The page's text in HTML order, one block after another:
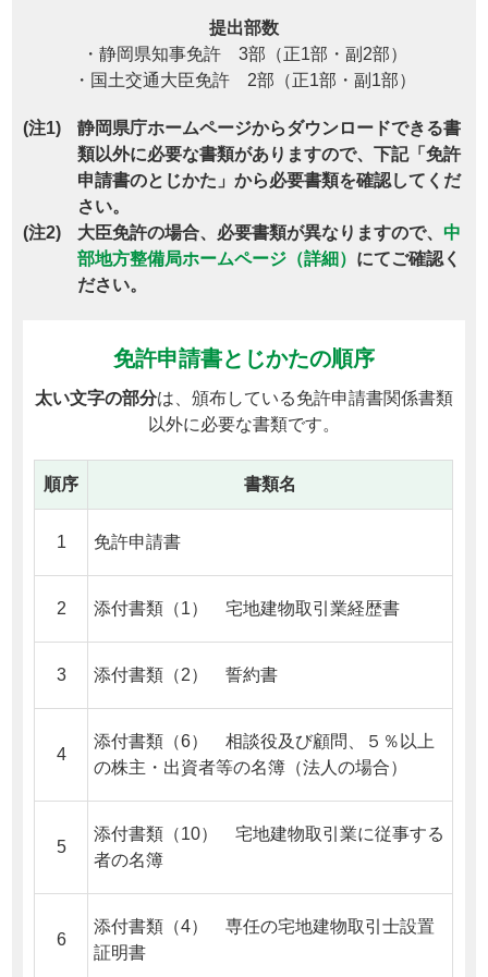
提出部数
・静岡県知事免許 3部（正1部・副2部）
・国土交通大臣免許 2部（正1部・副1部）
静岡県庁ホームページからダウンロードできる書
類以外に必要な書類がありますので、下記「免許
申請書のとじかた」から必要書類を確認してくだ
さい。
大臣免許の場合、必要書類が異なりますので、中
部地方整備局ホームページ（詳細） にてご確認く
ださい。
免許申請書とじかたの順序
太い文字の部分は、頒布している免許申請書関係書類
以外に必要な書類です。
順序 書類名
1 免許申請書
2 添付書類（1） 宅地建物取引業経歴書
3 添付書類（2） 誓約書
4
添付書類（6） 相談役及び顧問、５％以上
の株主・出資者等の名簿（法人の場合）
5
添付書類（10） 宅地建物取引業に従事する
者の名簿
6
添付書類（4） 専任の宅地建物取引士設置
証明書